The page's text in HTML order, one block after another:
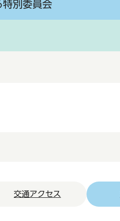
特別委員会
交通アクセス